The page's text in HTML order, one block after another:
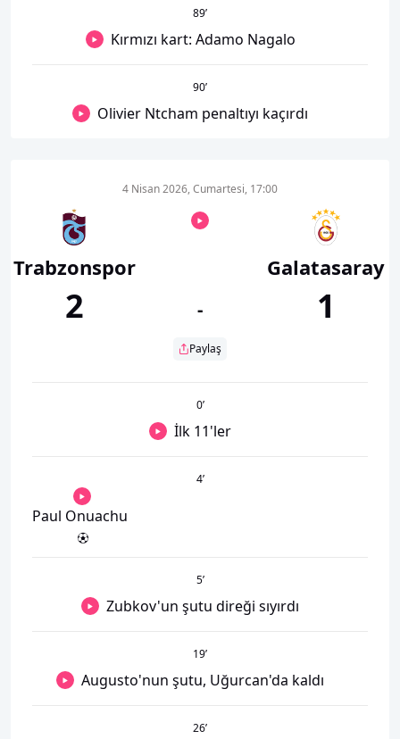
89’
Kırmızı kart: Adamo Nagalo
90’
Olivier Ntcham penaltıyı kaçırdı
Trabzonspor
2
4 Nisan 2026, Cumartesi, 17:00
-
Paylaş
Galatasaray
1
0’
İlk 11'ler
4’
Paul Onuachu
5’
Zubkov'un şutu direği sıyırdı
19’
Augusto'nun şutu, Uğurcan'da kaldı
26’